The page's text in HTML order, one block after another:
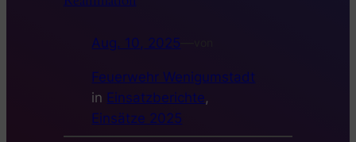
Aug. 10, 2025
Feuerwehr Wenigumstadt
in Einsatzberichte
Einsätze 2025